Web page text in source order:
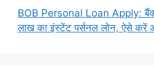
BOB Personal Loan Apply: बैंक
लाख का इंस्टेंट पर्सनल लोन, ऐसे करें